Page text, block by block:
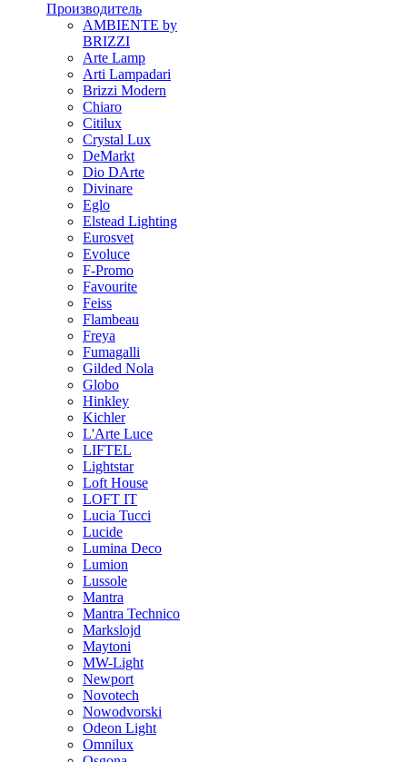
Производитель
AMBIENTE by
BRIZZI
Arte Lamp
Arti Lampadari
Brizzi Modern
Chiaro
Citilux
Crystal Lux
DeMarkt
Dio DArte
Divinare
Eglo
Elstead Lighting
Eurosvet
Evoluce
F-Promo
Favourite
Feiss
Flambeau
Freya
Fumagalli
Gilded Nola
Globo
Hinkley
Kichler
L'Arte Luce
LIFTEL
Lightstar
Loft House
LOFT IT
Lucia Tucci
Lucide
Lumina Deco
Lumion
Lussole
Mantra
Mantra Technico
Markslojd
Maytoni
MW-Light
Newport
Novotech
Nowodvorski
Odeon Light
Omnilux